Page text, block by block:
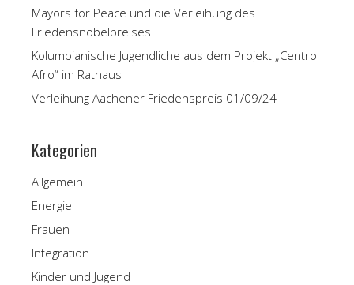
Mayors for Peace und die Verleihung des
Friedensnobelpreises
Kolumbianische Jugendliche aus dem Projekt „Centro
Afro“ im Rathaus
Verleihung Aachener Friedenspreis 01/09/24
Kategorien
Allgemein
Energie
Frauen
Integration
Kinder und Jugend